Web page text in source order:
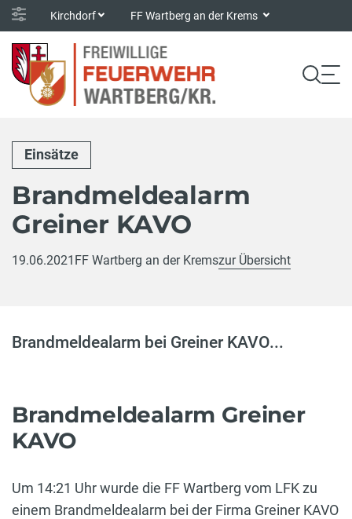
Kirchdorf FF Wartberg an der Krems
Einsätze
Brandmeldealarm
Greiner KAVO
19.06.2021 FF Wartberg an der Kremszur Übersicht
Brandmeldealarm bei Greiner KAVO...
Brandmeldealarm Greiner
KAVO
Um 14:21 Uhr wurde die FF Wartberg vom LFK zu
einem Brandmeldealarm bei der Firma Greiner KAVO